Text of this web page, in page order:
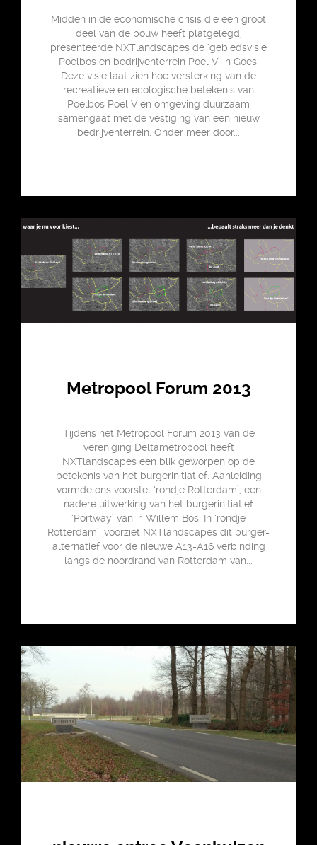
Midden in de economische crisis die een groot
deel van de bouw heeft platgelegd,
presenteerde NXTlandscapes de ‘gebiedsvisie
Poelbos en bedrijventerrein Poel V’ in Goes.
Deze visie laat zien hoe versterking van de
recreatieve en ecologische betekenis van
Poelbos Poel V en omgeving duurzaam
samengaat met de vestiging van een nieuw
bedrijventerrein. Onder meer door...
Metropool Forum 2013
Tijdens het Metropool Forum 2013 van de
vereniging Deltametropool heeft
NXTlandscapes een blik geworpen op de
betekenis van het burgerinitiatief. Aanleiding
vormde ons voorstel ‘rondje Rotterdam’, een
nadere uitwerking van het burgerinitiatief
‘Portway’ van ir. Willem Bos. In ‘rondje
Rotterdam’, voorziet NXTlandscapes dit burger-
alternatief voor de nieuwe A13-A16 verbinding
langs de noordrand van Rotterdam van...